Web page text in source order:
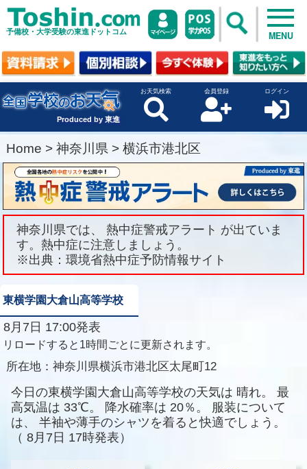
予備校・大学受験の東進ドットコム MENU
Produced by 東進
お天気検索 会員登録 ログイン
Home > 神奈川県 > 横浜市港北区
神奈川県では、 熱中症警戒アラート が出ていま
す。熱中症に注意しましょう。
※出典：環境省熱中症予防情報サイト
東横学園大倉山高等学校
8月7日 17:00発表
リロードすると1時間ごとに更新されます。
所在地： 神奈川県横浜市港北区太尾町12
今日の東横学園大倉山高等学校の天気は 晴れ。
最
高気温は 33℃。 降水確率は 20％。
服装について
は、
半袖や薄手のシャツを着ると快適でしょう。
（ 8月7日 17時発表）